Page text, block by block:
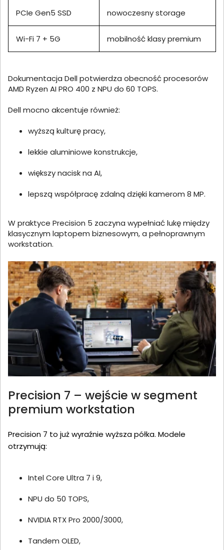
PCIe Gen5 SSD nowoczesny storage
Wi-Fi 7 + 5G mobilność klasy premium
Dokumentacja Dell potwierdza obecność procesorów
AMD Ryzen AI PRO 400 z NPU do 60 TOPS.
Dell mocno akcentuje również:
wyższą kulturę pracy,
lekkie aluminiowe konstrukcje,
większy nacisk na AI,
lepszą współpracę zdalną dzięki kamerom 8 MP.
W praktyce Precision 5 zaczyna wypełniać lukę między
klasycznym laptopem biznesowym, a pełnoprawnym
workstation.
Precision 7 – wejście w segment
premium workstation
Precision 7 to już wyraźnie wyższa półka. Modele
otrzymują:
Intel Core Ultra 7 i 9,
NPU do 50 TOPS,
NVIDIA RTX Pro 2000/3000,
Tandem OLED,